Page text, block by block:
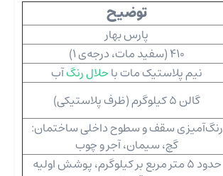
توضیح
پارس بهار
410 (سفید مات، درجه‌ی 1)
نیم‌ پلاستیک مات باحلال رنگآب
گالن 5 کیلوگرم (ظرف پلاستیکی)
رنگ‌آمیزی سقف و سطوح داخلی ساختمان:
گچ، سیمان، آجر و چوب
حدود 5 متر مربع بر کیلوگرم، پوشش اولیه